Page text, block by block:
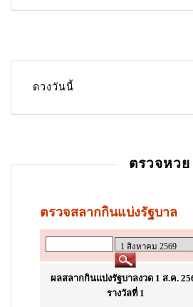
i
ดวงวันนี้
ตรวจหวย